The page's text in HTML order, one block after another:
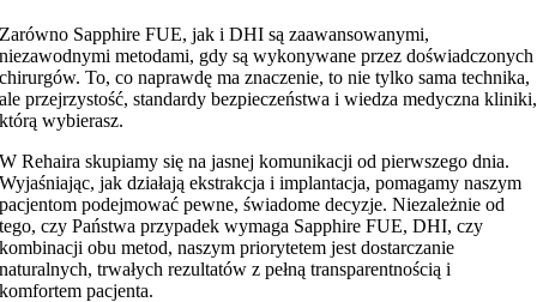
Zarówno Sapphire FUE, jak i DHI są zaawansowanymi,
niezawodnymi metodami, gdy są wykonywane przez doświadczonych
chirurgów. To, co naprawdę ma znaczenie, to nie tylko sama technika,
ale przejrzystość, standardy bezpieczeństwa i wiedza medyczna kliniki,
którą wybierasz.
W Rehaira skupiamy się na jasnej komunikacji od pierwszego dnia.
Wyjaśniając, jak działają ekstrakcja i implantacja, pomagamy naszym
pacjentom podejmować pewne, świadome decyzje. Niezależnie od
tego, czy Państwa przypadek wymaga Sapphire FUE, DHI, czy
kombinacji obu metod, naszym priorytetem jest dostarczanie
naturalnych, trwałych rezultatów z pełną transparentnością i
komfortem pacjenta.